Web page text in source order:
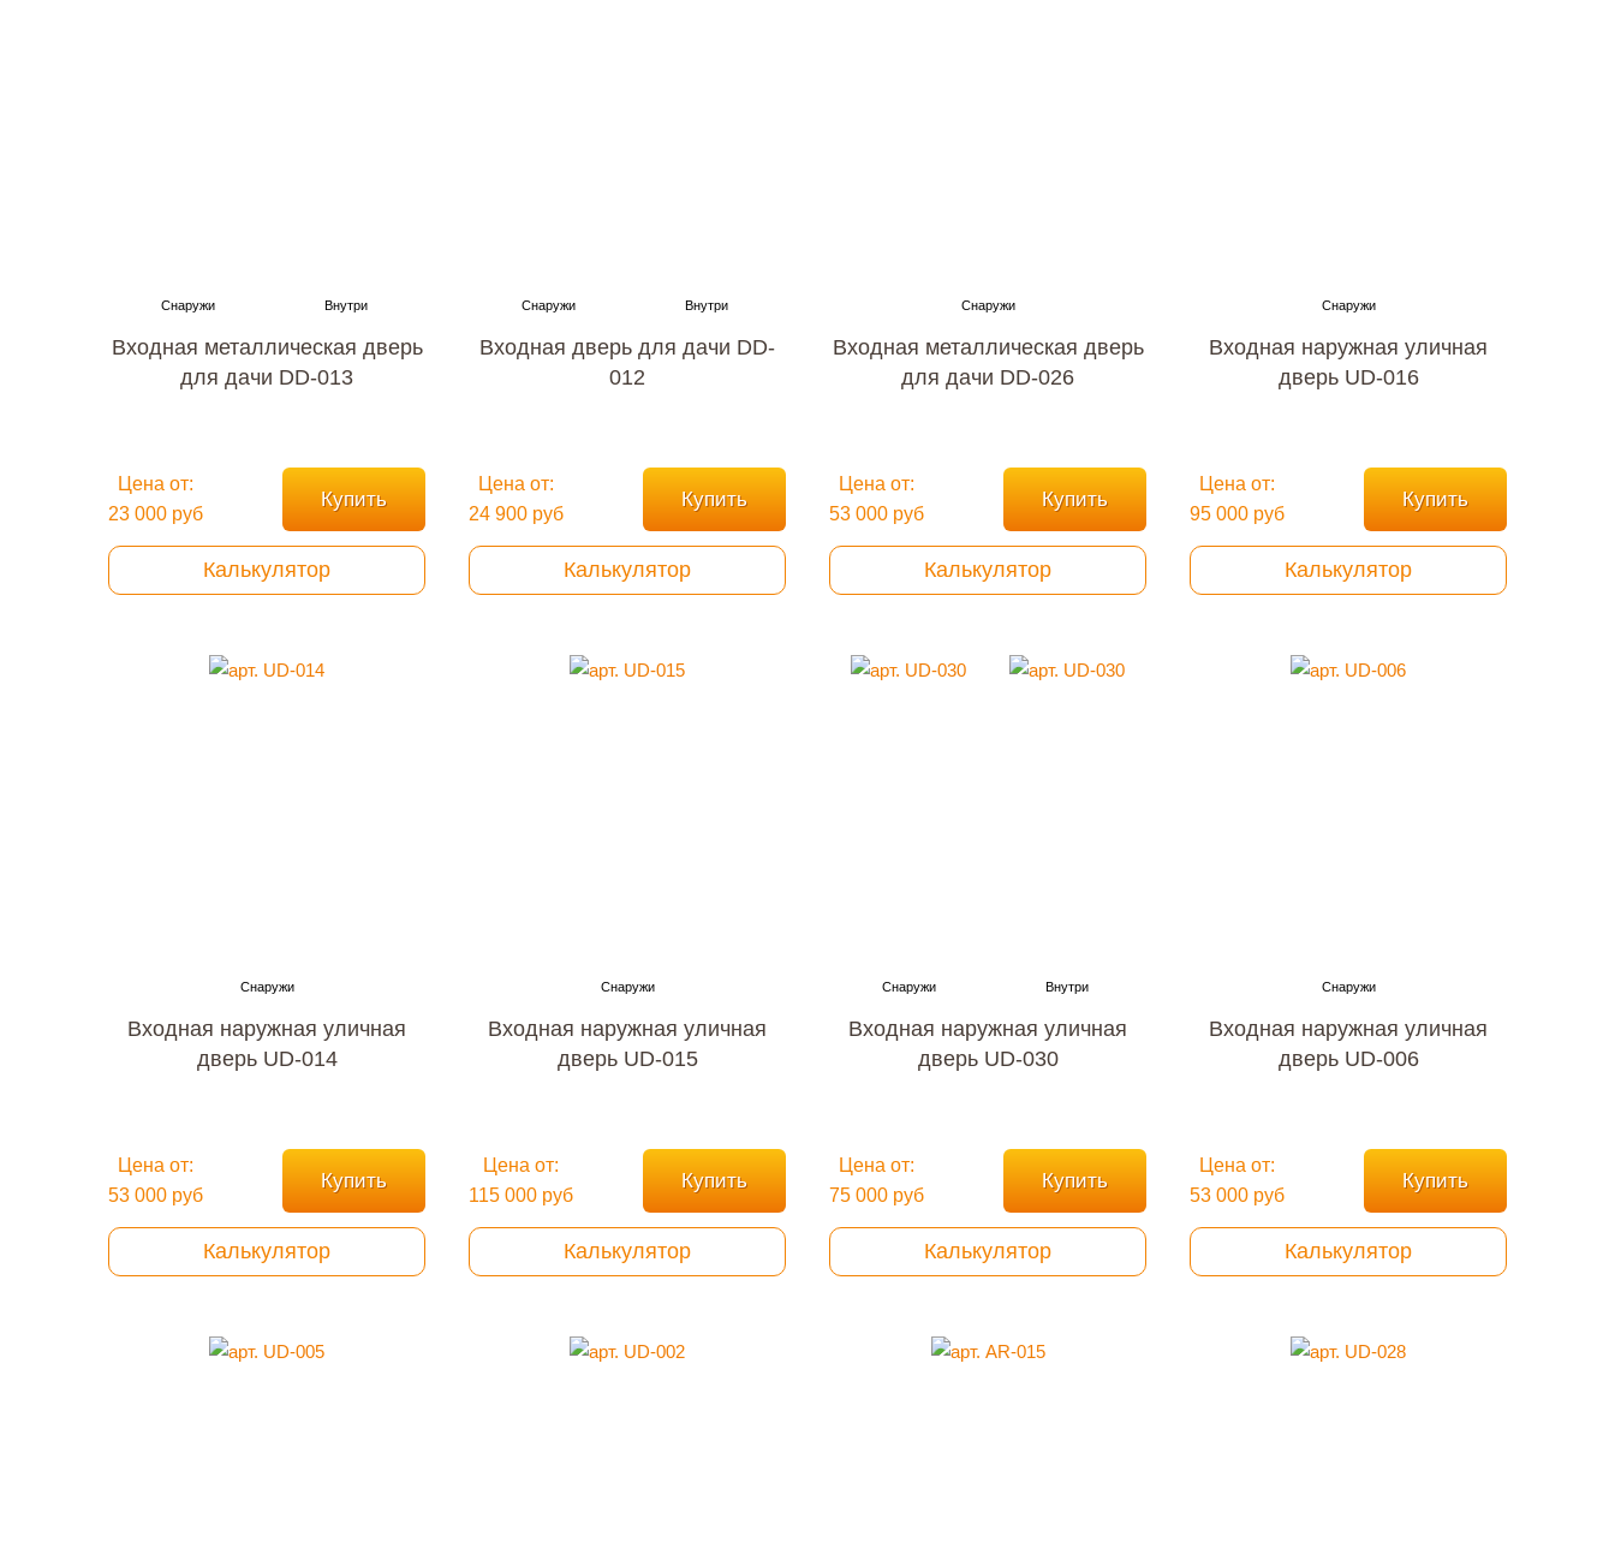
Входная металлическая дверь
для дачи DD-013
Цена от:
23 000 руб
Купить
Калькулятор
Входная дверь для дачи DD-
012
Цена от:
24 900 руб
Купить
Калькулятор
Входная металлическая дверь
для дачи DD-026
Цена от:
53 000 руб
Купить
Калькулятор
Входная наружная уличная
дверь UD-016
Цена от:
95 000 руб
Купить
Калькулятор
Входная наружная уличная
дверь UD-014
Цена от:
53 000 руб
Купить
Калькулятор
Входная наружная уличная
дверь UD-015
Цена от:
115 000 руб
Купить
Калькулятор
Входная наружная уличная
дверь UD-030
Цена от:
75 000 руб
Купить
Калькулятор
Входная наружная уличная
дверь UD-006
Цена от:
53 000 руб
Купить
Калькулятор